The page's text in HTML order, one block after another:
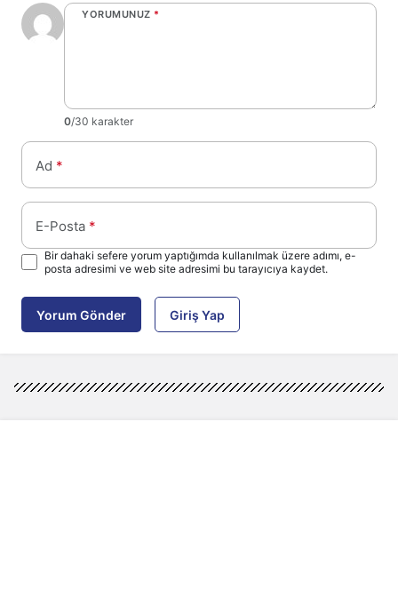
YORUMUNUZ *
0/30 karakter
Ad *
E-Posta *
Bir dahaki sefere yorum yaptığımda kullanılmak üzere adımı, e-
posta adresimi ve web site adresimi bu tarayıcıya kaydet.
Yorum Gönder Giriş Yap